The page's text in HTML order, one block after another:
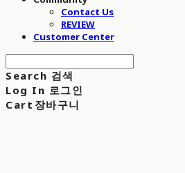
Contact Us
REVIEW
Customer Center
Search 검색
Log In 로그인
Cart 장바구니